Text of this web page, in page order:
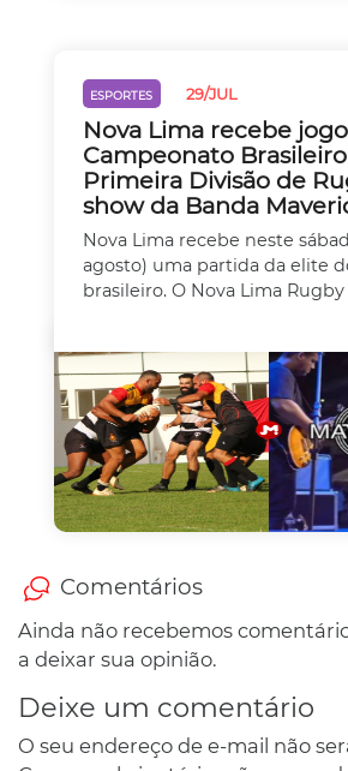
ESPORTES 29/JUL
Nova Lima recebe
Campeonato
Primeira Divisão de
show da Banda
Nova Lima recebe neste
agosto) uma partida da elite
brasileiro. O Nova Lima Rugby
Comentários
Ainda não recebemos
a deixar sua opinião.
Deixe um comentário
O seu endereço de e-mail não